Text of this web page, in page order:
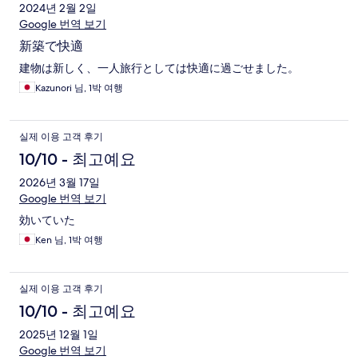
2024년 2월 2일
Google 번역 보기
新築で快適
建物は新しく、一人旅行としては快適に過ごせました。
Kazunori 님, 1박 여행
실제 이용 고객 후기
10/10 - 최고예요
2026년 3월 17일
Google 번역 보기
効いていた
Ken 님, 1박 여행
실제 이용 고객 후기
10/10 - 최고예요
2025년 12월 1일
Google 번역 보기